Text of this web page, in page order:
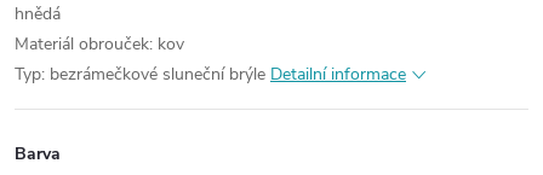
hnědá
Materiál obrouček: kov
Typ: bezrámečkové sluneční brýle Detailní informace
Barva